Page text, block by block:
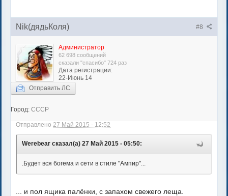
#8
Nik(дядьКоля)
Администратор
62 698 сообщений
сказали "спасибо" 724 раз
Дата регистрации:
22-Июнь 14
Отправить ЛС
Город: СССР
Отправлено 27 Май 2015 - 12:52
Werebear сказал(а) 27 Май 2015 - 05:50:
.Будет вся богема и сети в стиле "Ампир"...
... и пол ящика палёнки, с запахом свежего леща.